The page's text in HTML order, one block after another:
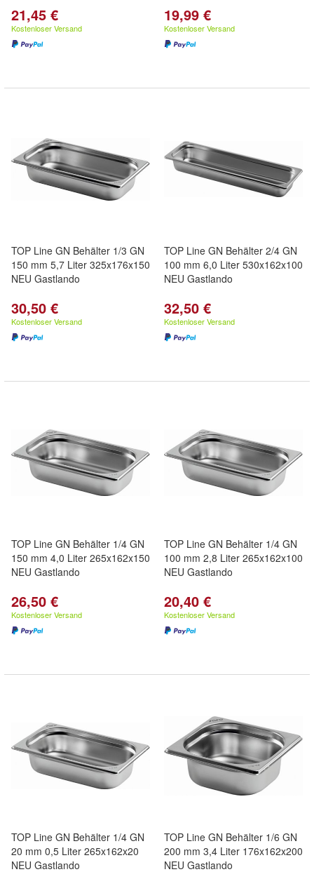
21,45 €
Kostenloser Versand
19,99 €
Kostenloser Versand
TOP Line GN Behälter 1/3 GN
150 mm 5,7 Liter 325x176x150
NEU Gastlando
30,50 €
Kostenloser Versand
TOP Line GN Behälter 2/4 GN
100 mm 6,0 Liter 530x162x100
NEU Gastlando
32,50 €
Kostenloser Versand
TOP Line GN Behälter 1/4 GN
150 mm 4,0 Liter 265x162x150
NEU Gastlando
26,50 €
Kostenloser Versand
TOP Line GN Behälter 1/4 GN
100 mm 2,8 Liter 265x162x100
NEU Gastlando
20,40 €
Kostenloser Versand
TOP Line GN Behälter 1/4 GN
20 mm 0,5 Liter 265x162x20
NEU Gastlando
TOP Line GN Behälter 1/6 GN
200 mm 3,4 Liter 176x162x200
NEU Gastlando